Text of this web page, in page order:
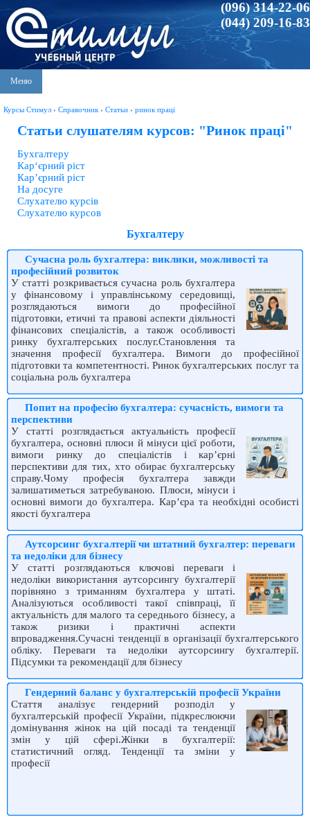
(096) 314-22-06
(044) 209-16-83
Меню
Курсы Стимул › Справочник › Статьи › ринок праці
Статьи слушателям курсов: "Ринок праці"
Бухгалтеру
Карʻєрний ріст
Кар’єрний ріст
На досуге
Слухателю курсів
Слухателю курсов
Бухгалтеру
Сучасна роль бухгалтера: виклики, можливості та
професійний розвиток
У статті розкривається сучасна роль бухгалтера
у фінансовому і управлінському середовищі,
розглядаються вимоги до професійної
підготовки, етичні та правові аспекти діяльності
фінансових спеціалістів, а також особливості
ринку бухгалтерських послуг.Становлення та
значення професії бухгалтера. Вимоги до професійної
підготовки та компетентності. Ринок бухгалтерських послуг та
соціальна роль бухгалтера
Попит на професію бухгалтера: сучасність, вимоги та
перспективи
У статті розглядається актуальність професії
бухгалтера, основні плюси й мінуси цієї роботи,
вимоги ринку до спеціалістів і кар’єрні
перспективи для тих, хто обирає бухгалтерську
справу.Чому професія бухгалтера завжди
залишатиметься затребуваною. Плюси, мінуси і
основні вимоги до бухгалтера. Кар’єра та необхідні особисті
якості бухгалтера
Аутсорсинг бухгалтерії чи штатний бухгалтер: переваги
та недоліки для бізнесу
У статті розглядаються ключові переваги і
недоліки використання аутсорсингу бухгалтерії
порівняно з триманням бухгалтера у штаті.
Аналізуються особливості такої співпраці, її
актуальність для малого та середнього бізнесу, а
також ризики і практичні аспекти
впровадження.Сучасні тенденції в організації бухгалтерського
обліку. Переваги та недоліки аутсорсингу бухгалтерії.
Підсумки та рекомендації для бізнесу
Гендерний баланс у бухгалтерській професії України
Стаття аналізує гендерний розподіл у
бухгалтерській професії України, підкреслюючи
домінування жінок на цій посаді та тенденції
змін у цій сфері.Жінки в бухгалтерії:
статистичний огляд. Тенденції та зміни у
професії